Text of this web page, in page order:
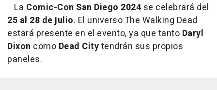
La Comic-Con San Diego 2024 se celebrará del
25 al 28 de julio. El universo The Walking Dead
estará presente en el evento, ya que tanto Daryl
Dixon como Dead Citytendrán sus propios
paneles.